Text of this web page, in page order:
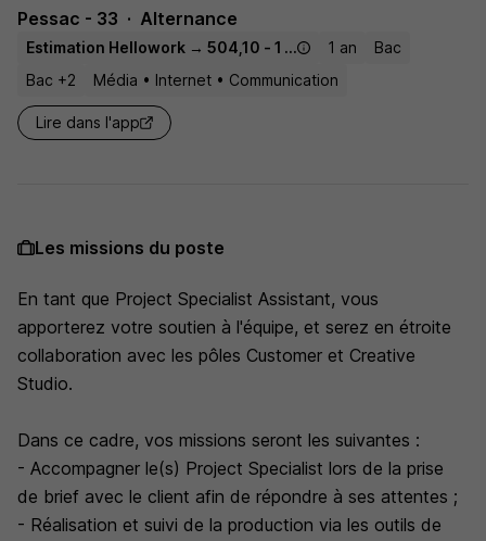
Pessac - 33 Alternance
Estimation Hellowork → 504,10 - 1 867,02 € / mois
1 an
Bac
Bac +2
Média • Internet • Communication
Lire dans l'app
Les missions du poste
En tant que Project Specialist Assistant, vous
apporterez votre soutien à l'équipe, et serez en étroite
collaboration avec les pôles Customer et Creative
Studio.
Dans ce cadre, vos missions seront les suivantes :
- Accompagner le(s) Project Specialist lors de la prise
de brief avec le client afin de répondre à ses attentes ;
- Réalisation et suivi de la production via les outils de